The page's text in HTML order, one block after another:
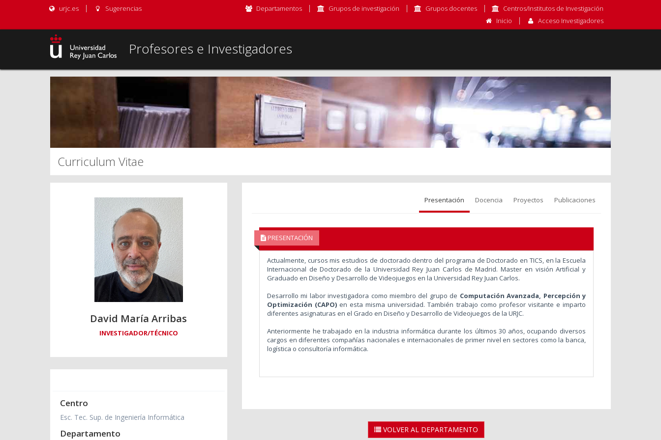
urjc.es Sugerencias Departamentos Grupos de investigación Grupos docentes
Centros/Institutos de Investigación
Inicio
Acceso Investigadores
Profesores e Investigadores
Curriculum Vitae
David María Arribas
INVESTIGADOR/TÉCNICO
Centro
Esc. Tec. Sup. de Ingeniería Informática
Departamento
Presentación Docencia Proyectos Publicaciones
PRESENTACIÓN
Actualmente, cursos mis estudios de doctorado dentro del programa de Doctorado en TICS, en la Escuela
Internacional de Doctorado de la Universidad Rey Juan Carlos de Madrid. Master en visión Artificial y
Graduado en Diseño y Desarrollo de Videojuegos en la Universidad Rey Juan Carlos.
Desarrollo mi labor investigadora como miembro del grupo de Computación Avanzada, Percepción y
Optimización (CAPO) en esta misma universidad. También trabajo como profesor visitante e imparto
diferentes asignaturas en el Grado en Diseño y Desarrollo de Videojuegos de la URJC.
Anteriormente he trabajado en la industria informática durante los últimos 30 años, ocupando diversos
cargos en diferentes compañías nacionales e internacionales de primer nivel en sectores como la banca,
logística o consultoría informática.
VOLVER AL DEPARTAMENTO